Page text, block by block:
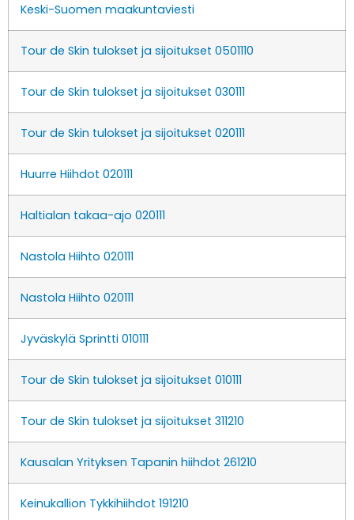
Keski-Suomen maakuntaviesti
Tour de Skin tulokset ja sijoitukset 0501110
Tour de Skin tulokset ja sijoitukset 030111
Tour de Skin tulokset ja sijoitukset 020111
Huurre Hiihdot 020111
Haltialan takaa-ajo 020111
Nastola Hiihto 020111
Nastola Hiihto 020111
Jyväskylä Sprintti 010111
Tour de Skin tulokset ja sijoitukset 010111
Tour de Skin tulokset ja sijoitukset 311210
Kausalan Yrityksen Tapanin hiihdot 261210
Keinukallion Tykkihiihdot 191210